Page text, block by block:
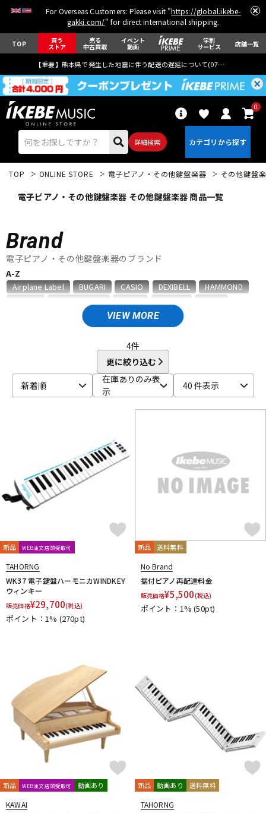
For Overseas Customers: Please visit "https://global.ikebe-
gakki.com/" for direct international shipping.
TOP 買う
ストア
売る
中古買取
イベント
動画
学割
サービス 店舗一覧
【重要】熊本県で発生した地震に伴う配送の遅延について(07月29日
詳細検索
0
エレキギター
ベース ウクレレ
パーカッション
その他楽器
エフェクター
DJ機器
DTM オンライン納品 レコーディング機器
配信/ライブ機器 楽器アクセサリ
中古
TOP ONLINE STORE 電子ピアノ・その他鍵盤楽器 その他鍵盤
電子ピアノ・その他鍵盤楽器 その他鍵盤楽器 商品一覧
Brand
電子ピアノ・その他鍵盤楽器のブランド
VIEW MORE
A-Z
Airplane Label BUGARI CASIO DEXIBELL
HAMMOND
No Brand Nord（CLAVIA）
TAHORNG TOMBO
ZEN-ON
キョーリツ 甲南
4件
更に絞り込む
新着順
在庫ありのみ表
示
40 件表示
新品 WEB注文店頭受取可
TAHORNG
WK37 電子鍵盤ハーモニカWINDKEY
ウィンキー
販売価格¥29,700(税込)
ポイント：1% (270pt)
新品 送料無料
No Brand
据付ピアノ再配達料金
販売価格¥5,500(税込)
ポイント：1%(50pt)
新品 WEB注文店頭受取可 動画あり
KAWAI
新品 動画あり 送料無料
TAHORNG